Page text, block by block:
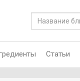
Статьи